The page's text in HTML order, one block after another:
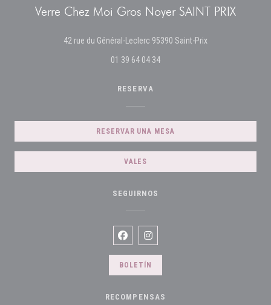
Verre Chez Moi Gros Noyer SAINT PRIX
42 rue du Général-Leclerc 95390 Saint-Prix((abre en una
01 39 64 04 34
RESERVA
RESERVAR UNA MESA
VALES
SEGUIRNOS
Facebook ((abre en una nueva
Instagram ((abre en una nueva
BOLETÍN
RECOMPENSAS